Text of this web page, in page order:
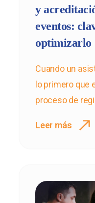
y
eventos:
optimizarlo
Cuando un
lo primero que
proceso de
Leer más